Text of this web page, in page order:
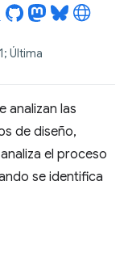
Última
analizan las
de diseño,
el proceso
se identifica